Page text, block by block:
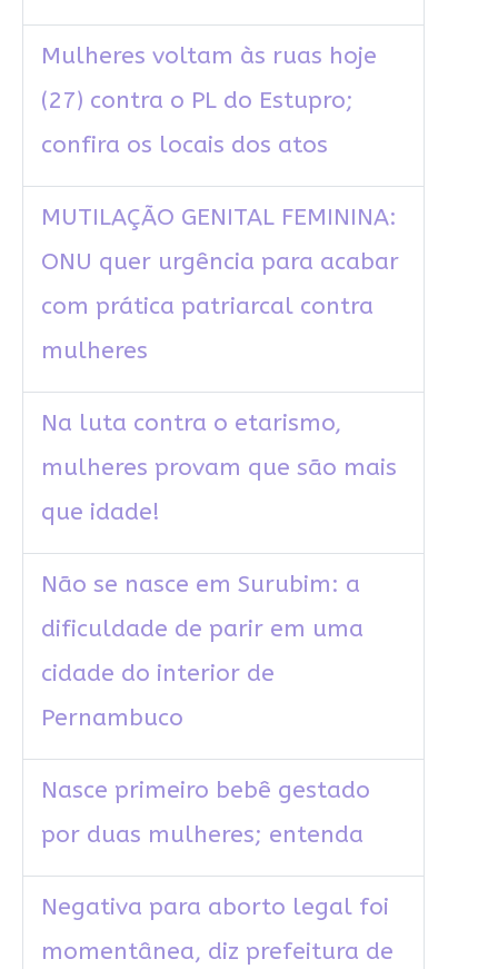
Mulheres voltam às ruas hoje
(27) contra o PL do Estupro;
confira os locais dos atos
MUTILAÇÃO GENITAL FEMININA:
ONU quer urgência para acabar
com prática patriarcal contra
mulheres
Na luta contra o etarismo,
mulheres provam que são mais
que idade!
Não se nasce em Surubim: a
dificuldade de parir em uma
cidade do interior de
Pernambuco
Nasce primeiro bebê gestado
por duas mulheres; entenda
Negativa para aborto legal foi
momentânea, diz prefeitura de